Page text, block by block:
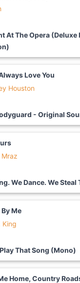
At The Opera (Deluxe
Love You
Houston
- Original
We Dance. We Steal
Me
King
That Song (Mono)
Home, Country